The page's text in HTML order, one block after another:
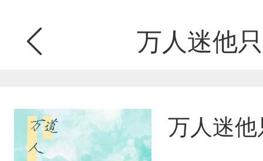
万人迷他
万人迷